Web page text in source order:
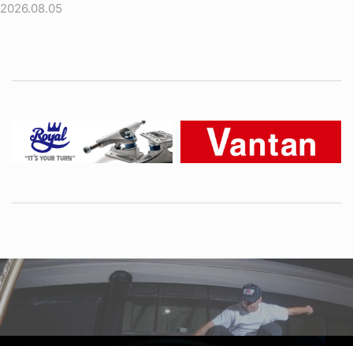
2026.08.05